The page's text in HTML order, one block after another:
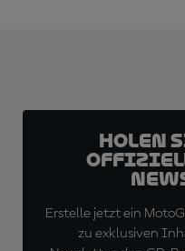
Holen
Erstelle jetzt ein
zu exklusiven